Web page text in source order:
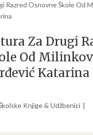
Razred Osnovne Škole Od
Za Drugi
Od
Katarina
Knjige & Udžbenici